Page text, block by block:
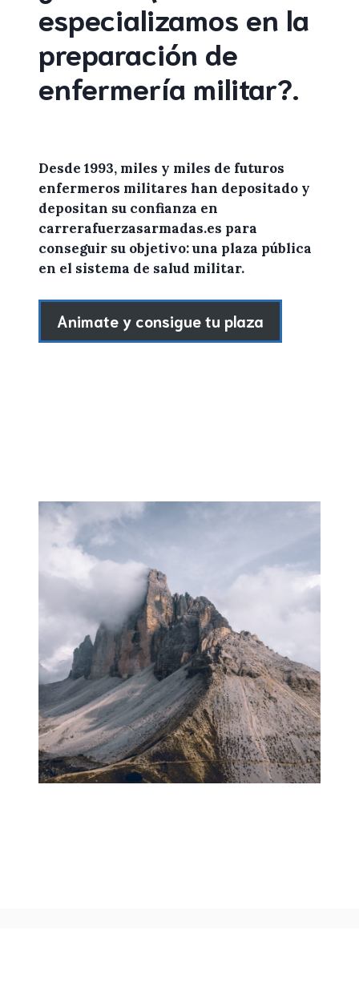
especializamos en la
preparación de
enfermería militar?.
Desde 1993, miles y miles de futuros
enfermeros militares han depositado y
depositan su confianza en
carrerafuerzasarmadas.es para
conseguir su objetivo: una plaza pública
en el sistema de salud militar.
Animate y consigue tu plaza